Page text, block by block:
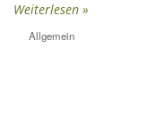
Weiterlesen »
Allgemein